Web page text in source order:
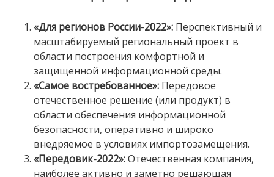
«Для регионов России-2022»: Перспективный и
масштабируемый региональный проект в
области построения комфортной и
защищенной информационной среды.
«Самое востребованное»: Передовое
отечественное решение (или продукт) в
области обеспечения информационной
безопасности, оперативно и широко
внедряемое в условиях импортозамещения.
«Передовик-2022»:Отечественная компания,
наиболее активно и заметно решающая